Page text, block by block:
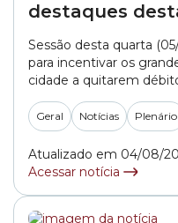
destaques
Sessão desta quarta
para incentivar os
cidade a quitarem
Geral Notícias Plenário
Atualizado em 04/08/
Acessar notícia